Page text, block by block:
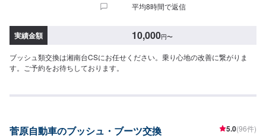
平均8時間で返信
実績金額 10,000円〜
ブッシュ類交換は湘南台CSにお任せください。乗り心地の改善に繋がりま
す。ご予約をお待ちしております。
菅原自動車のブッシュ・ブーツ交換 5.0(96件)